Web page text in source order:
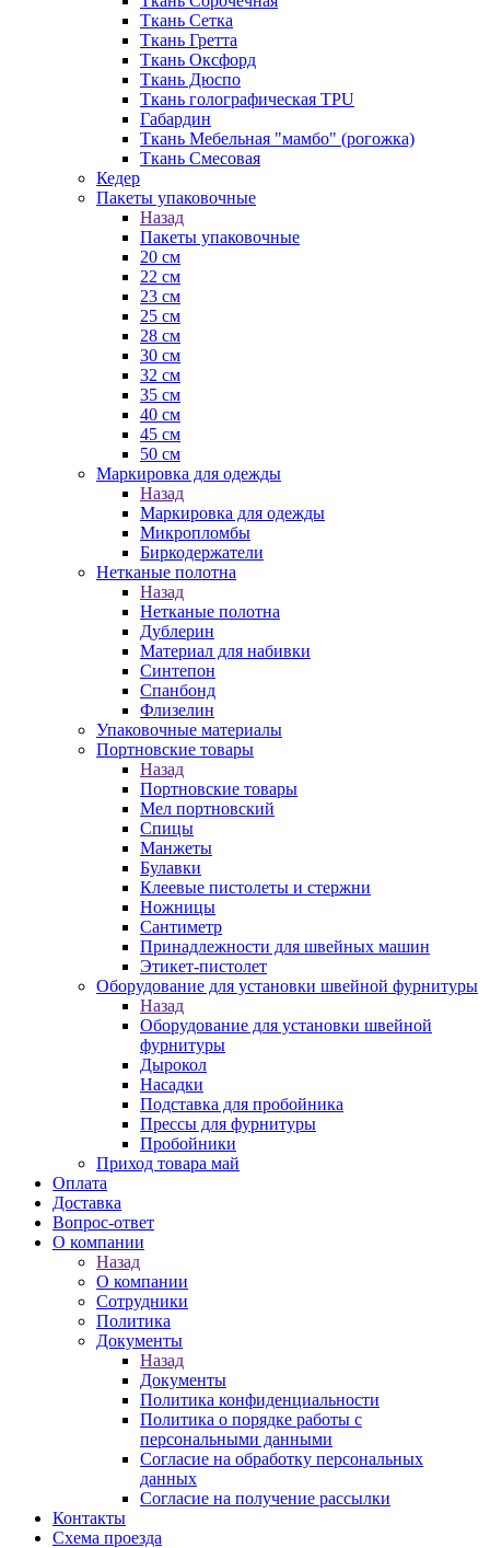
Ткань Сетка
Ткань Гретта
Ткань Оксфорд
Ткань Дюспо
Ткань голографическая TPU
Габардин
Ткань Мебельная "мамбо" (рогожка)
Ткань Смесовая
Кедер
Пакеты упаковочные
Назад
Пакеты упаковочные
20 см
22 см
23 см
25 см
28 см
30 см
32 см
35 см
40 см
45 см
50 см
Маркировка для одежды
Назад
Маркировка для одежды
Микропломбы
Биркодержатели
Нетканые полотна
Назад
Нетканые полотна
Дублерин
Материал для набивки
Синтепон
Спанбонд
Флизелин
Упаковочные материалы
Портновские товары
Назад
Портновские товары
Мел портновский
Спицы
Манжеты
Булавки
Клеевые пистолеты и стержни
Ножницы
Сантиметр
Принадлежности для швейных машин
Этикет-пистолет
Оборудование для установки швейной фурнитуры
Назад
Оборудование для установки швейной
фурнитуры
Дырокол
Насадки
Подставка для пробойника
Прессы для фурнитуры
Пробойники
Приход товара май
Оплата
Доставка
Вопрос-ответ
О компании
Назад
О компании
Сотрудники
Политика
Документы
Назад
Документы
Политика конфиденциальности
Политика о порядке работы с
персональными данными
Согласие на обработку персональных
данных
Согласие на получение рассылки
Контакты
Схема проезда